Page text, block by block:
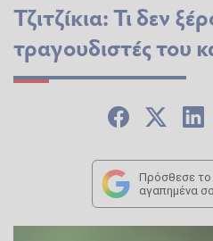
Τζιτζίκια: Τι δεν
τραγουδιστές του
Πρόσθεσε το
αγαπημένα